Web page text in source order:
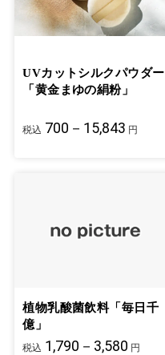
UVカットシルクパウダー
「黄金まゆの絹粉」
税込 700－15,843 円
植物乳酸菌飲料「毎日千
億」
税込 1,790－3,580 円